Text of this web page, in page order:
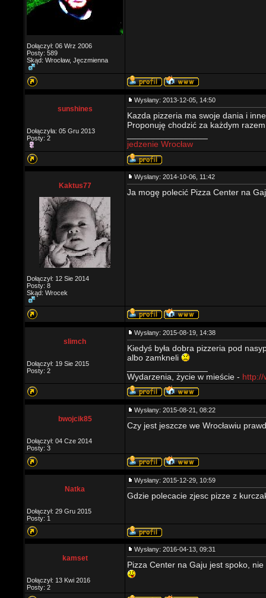
Dołączył: 06 Wrz 2006
Posty: 589
Skąd: Wrocław, Jęczmienna
sunshines
Dołączyła: 05 Gru 2013
Posty: 2
Wysłany: 2013-12-05, 14:50
Kazda pizzeria ma swoje dania i
Proponuję chodzić za każdym
jedzenie Wrocław
Kaktus77
Dołączył: 12 Sie 2014
Posty: 8
Skąd: Wrocek
Wysłany: 2014-10-06, 11:42
Ja mogę polecić Pizza Center na
slimch
Dołączył: 19 Sie 2015
Posty: 2
Wysłany: 2015-08-19, 14:38
Kiedyś była dobra pizzeria pod
albo zamkneli
Wydarzenia, życie w mieście - http://
bwojcik85
Dołączył: 04 Cze 2014
Posty: 3
Wysłany: 2015-08-21, 08:22
Czy jest jeszcze we Wrocławiu
Natka
Dołączył: 29 Gru 2015
Posty: 1
Wysłany: 2015-12-29, 10:59
Gdzie polecacie zjesc pizze z
kamset
Dołączył: 13 Kwi 2016
Posty: 2
Wysłany: 2016-04-13, 09:31
Pizza Center na Gaju jest spoko,